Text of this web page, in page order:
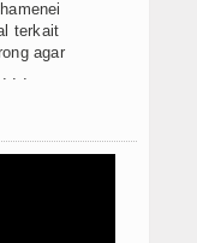
terkait
agar
. .